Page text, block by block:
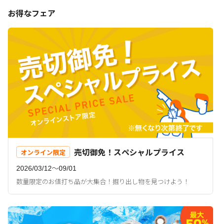
お得なフェア
オンライン限定 売切御免！スペシャルプライス
2026/03/12〜09/01
数量限定のお値打ち品が大集合！掘り出し物を見つけよう！